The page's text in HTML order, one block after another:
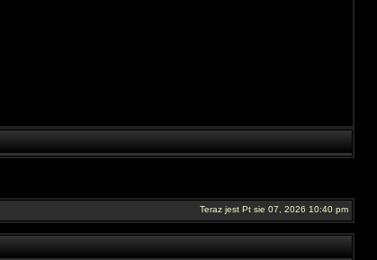
Teraz jest Pt sie 07, 2026 10:40 pm